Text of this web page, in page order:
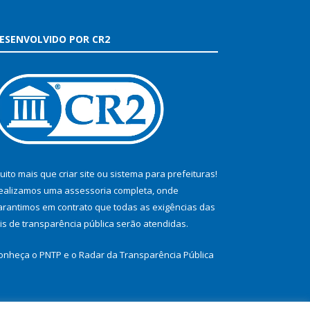
POR CR2
mais que criar site ou sistema para prefeituras!
uma assessoria completa, onde
em contrato que todas as exigências das
de transparência pública serão atendidas.
o PNTP e o Radar da Transparência Pública